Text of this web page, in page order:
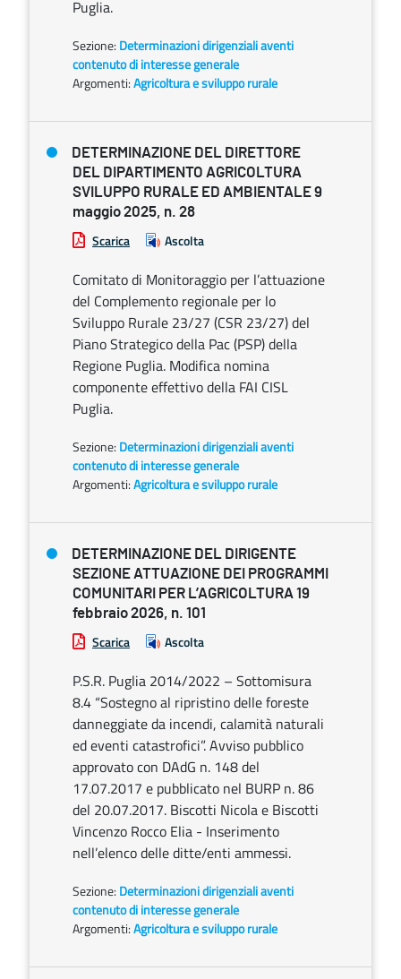
Puglia.
Sezione: Determinazioni dirigenziali aventi
contenuto di interesse generale
Argomenti:Agricoltura e sviluppo rurale
DETERMINAZIONE DEL DIRETTORE
DEL DIPARTIMENTO AGRICOLTURA
SVILUPPO RURALE ED AMBIENTALE 9
maggio 2025, n. 28
Scarica Ascolta
Comitato di Monitoraggio per l’attuazione
del Complemento regionale per lo
Sviluppo Rurale 23/27 (CSR 23/27) del
Piano Strategico della Pac (PSP) della
Regione Puglia. Modifica nomina
componente effettivo della FAI CISL
Puglia.
Sezione: Determinazioni dirigenziali aventi
contenuto di interesse generale
Argomenti:Agricoltura e sviluppo rurale
DETERMINAZIONE DEL DIRIGENTE
SEZIONE ATTUAZIONE DEI PROGRAMMI
COMUNITARI PER L’AGRICOLTURA 19
febbraio 2026, n. 101
Scarica Ascolta
P.S.R. Puglia 2014/2022 – Sottomisura
8.4 “Sostegno al ripristino delle foreste
danneggiate da incendi, calamità naturali
ed eventi catastrofici”. Avviso pubblico
approvato con DAdG n. 148 del
17.07.2017 e pubblicato nel BURP n. 86
del 20.07.2017. Biscotti Nicola e Biscotti
Vincenzo Rocco Elia - Inserimento
nell’elenco delle ditte/enti ammessi.
Sezione: Determinazioni dirigenziali aventi
contenuto di interesse generale
Argomenti:Agricoltura e sviluppo rurale